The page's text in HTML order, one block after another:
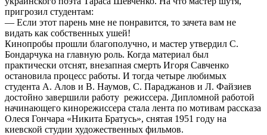
пригрозил студентам:
— Если этот парень мне не понравится, то зачета вам не
видать как собственных ушей!
Кинопробы прошли благополучно, и мастер утвердил С.
Бондарчука на главную роль. Когда материал был
практически отснят, внезапная смерть Игоря Савченко
остановила процесс работы. И тогда четыре любимых
студента А. Алов и В. Наумов, С. Параджанов и Л. Файзиев
достойно завершили работу режиссера. Дипломной работой
начинающего кинорежиссера стала лента по мотивам рассказа
Олеся Гончара «Никита Братусь», снятая 1951 году на
киевской студии художественных фильмов.